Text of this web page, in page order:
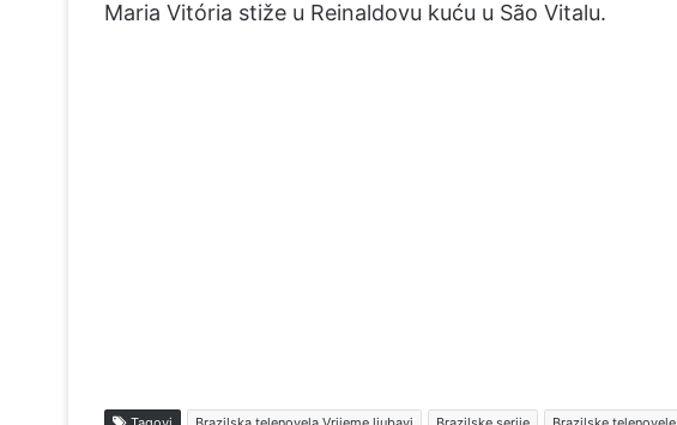
Maria Vitória stiže u Reinaldovu kuću u São Vitalu.